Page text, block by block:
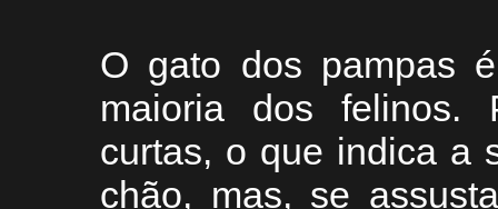
O gato dos pampas
maioria dos felinos.
curtas, o que indica a
chão, mas, se